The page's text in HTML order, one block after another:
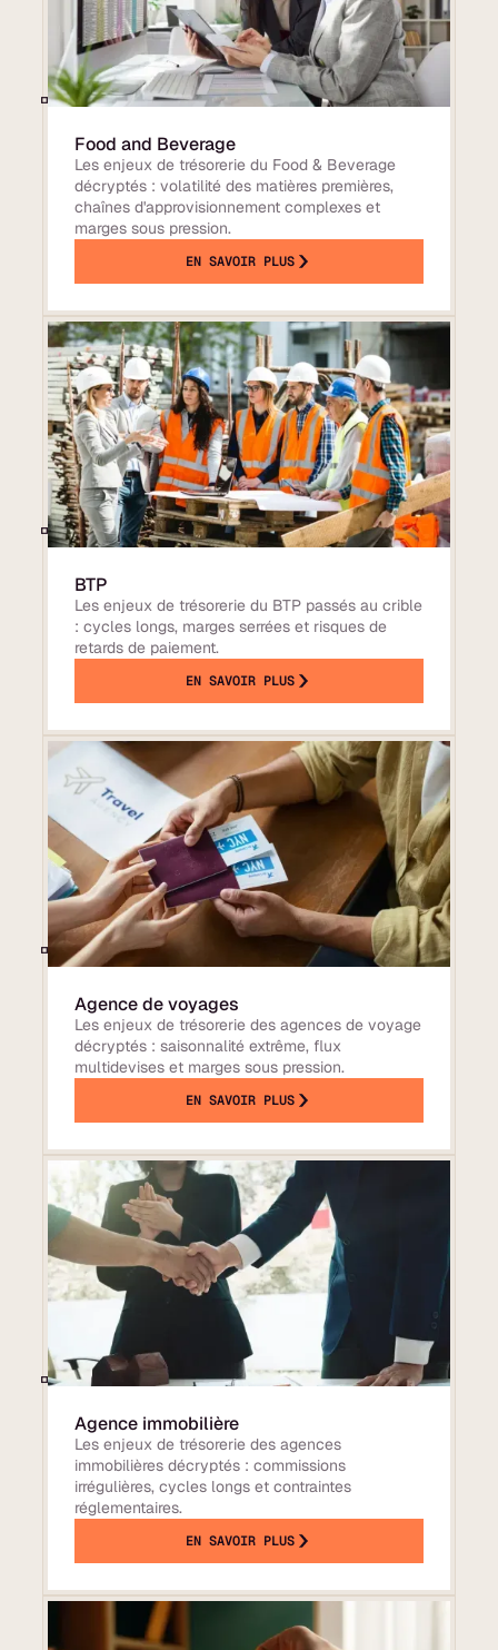
Food and Beverage
Les enjeux de trésorerie du Food & Beverage
décryptés : volatilité des matières premières,
chaînes d'approvisionnement complexes et
marges sous pression.
EN SAVOIR PLUS
BTP
Les enjeux de trésorerie du BTP passés au crible
: cycles longs, marges serrées et risques de
retards de paiement.
EN SAVOIR PLUS
Agence de voyages
Les enjeux de trésorerie des agences de voyage
décryptés : saisonnalité extrême, flux
multidevises et marges sous pression.
EN SAVOIR PLUS
Agence immobilière
Les enjeux de trésorerie des agences
immobilières décryptés : commissions
irrégulières, cycles longs et contraintes
réglementaires.
EN SAVOIR PLUS